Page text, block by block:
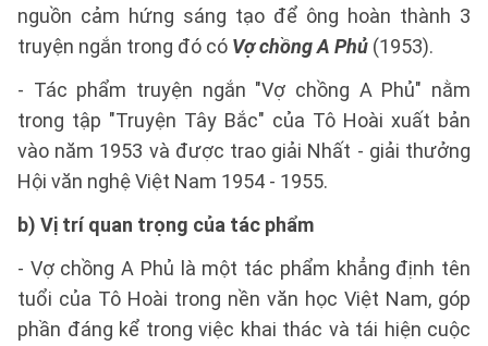
nguồn cảm hứng sáng tạo để ông hoàn thành 3
truyện ngắn trong đó có Vợ chồng A Phủ (1953).
- Tác phẩm truyện ngắn "Vợ chồng A Phủ" nằm
trong tập "Truyện Tây Bắc" của Tô Hoài xuất bản
vào năm 1953 và được trao giải Nhất - giải thưởng
Hội văn nghệ Việt Nam 1954 - 1955.
b) Vị trí quan trọng của tác phẩm
- Vợ chồng A Phủ là một tác phẩm khẳng định tên
tuổi của Tô Hoài trong nền văn học Việt Nam, góp
phần đáng kể trong việc khai thác và tái hiện cuộc